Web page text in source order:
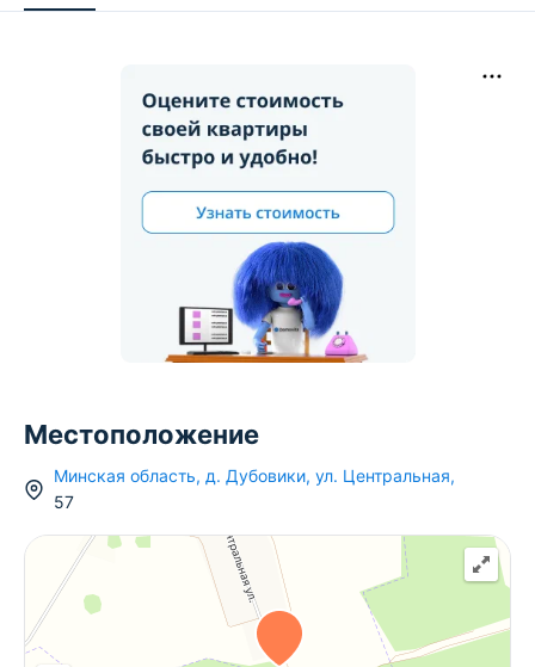
Местоположение
Минская область, д. Дубовики, ул. Центральная,
57